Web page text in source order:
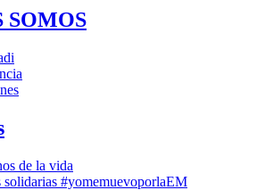
SOMOS
de la vida
solidarias #yomemuevoporlaEM